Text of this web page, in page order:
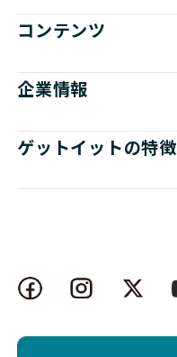
コンテンツ
企業情報
ゲットイットの特徴